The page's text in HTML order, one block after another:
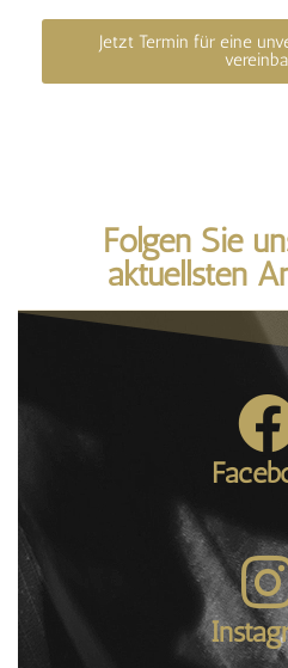
Jetzt Termin für eine
Folgen Sie
aktuellsten